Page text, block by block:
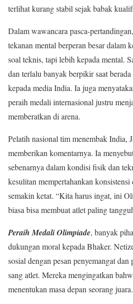
terlihat kurang stabil sejak babak
Dalam wawancara pasca-
tekanan mental berperan besar dalam
soal teknis, tapi lebih kepada mental.
dan terlalu banyak berpikir saat
kepada media India. Ia juga
peraih medali internasional justru
memberatkan di arena.
Pelatih nasional tim menembak India,
memberikan komentarnya. Ia
sebenarnya dalam kondisi fisik dan
kesulitan mempertahankan
semakin ketat. “Kita harus ingat, ini
biasa bisa membuat atlet paling
Peraih Medali Olimpiade, banyak
dukungan moral kepada Bhaker.
sosial dengan pesan penyemangat dan
sang atlet. Mereka mengingatkan
menentukan masa depan seorang juara.